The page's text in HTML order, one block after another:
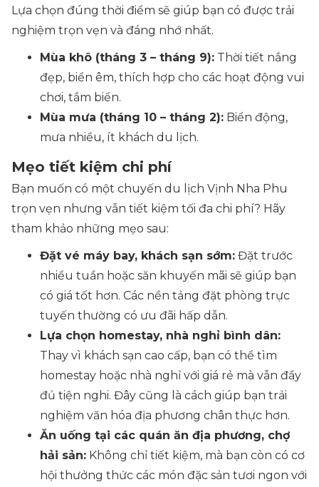
Lựa chọn đúng thời điểm sẽ giúp bạn có được trải
nghiệm trọn vẹn và đáng nhớ nhất.
Mùa khô (tháng 3 – tháng 9): Thời tiết nắng
đẹp, biển êm, thích hợp cho các hoạt động vui
chơi, tắm biển.
Mùa mưa (tháng 10 – tháng 2): Biển động,
mưa nhiều, ít khách du lịch.
Mẹo tiết kiệm chi phí
Bạn muốn có một chuyến du lịch Vịnh Nha Phu
trọn vẹn nhưng vẫn tiết kiệm tối đa chi phí? Hãy
tham khảo những mẹo sau:
Đặt vé máy bay, khách sạn sớm: Đặt trước
nhiều tuần hoặc săn khuyến mãi sẽ giúp bạn
có giá tốt hơn. Các nền tảng đặt phòng trực
tuyến thường có ưu đãi hấp dẫn.
Lựa chọn homestay, nhà nghỉ bình dân:
Thay vì khách sạn cao cấp, bạn có thể tìm
homestay hoặc nhà nghỉ với giá rẻ mà vẫn đầy
đủ tiện nghi. Đây cũng là cách giúp bạn trải
nghiệm văn hóa địa phương chân thực hơn.
Ăn uống tại các quán ăn địa phương, chợ
hải sản: Không chỉ tiết kiệm, mà bạn còn có cơ
hội thưởng thức các món đặc sản tươi ngon với